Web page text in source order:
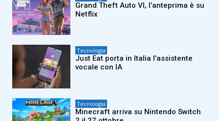
Grand Theft Auto VI, l’anteprima è su
Netflix
Tecnologia
Just Eat porta in Italia l’assistente
vocale con IA
Tecnologia
Minecraft arriva su Nintendo Switch